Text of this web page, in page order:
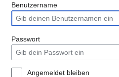
Benutzername
Passwort
Angemeldet bleiben